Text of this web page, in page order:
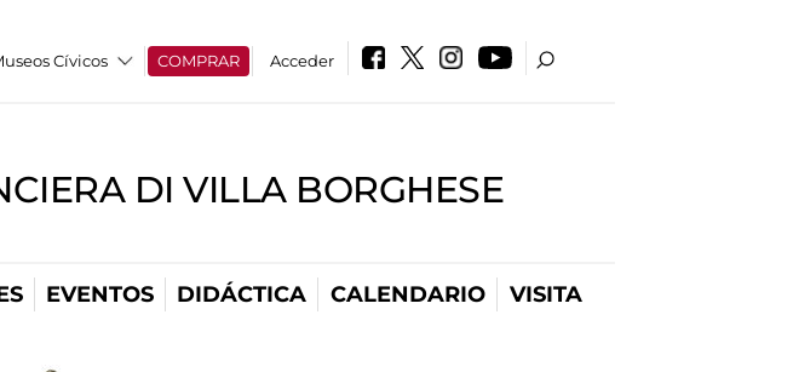
Cívicos COMPRAR Acceder
DI VILLA BORGHESE
EVENTOS DIDÁCTICA CALENDARIO VISITA